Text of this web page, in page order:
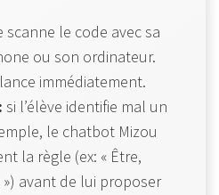
scanne le code avec sa
ou son ordinateur.
immédiatement.
si l’élève identifie mal un
le chatbot Mizou
la règle (ex: « Être,
avant de lui proposer